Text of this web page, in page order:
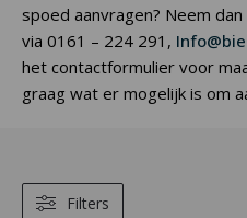
spoed aanvragen? Neem
via 0161 – 224 291,
het contactformulier voor
graag wat er mogelijk is om
Filters